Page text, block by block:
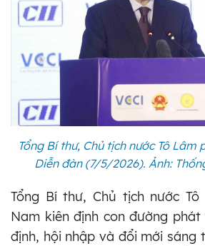
Tổng Bí thư, Chủ tịch nước Tô
Diễn đàn (7/5/2026). Ảnh:
Tổng Bí thư, Chủ tịch nước
Nam kiên định con đường
định, hội nhập và đổi mới sáng